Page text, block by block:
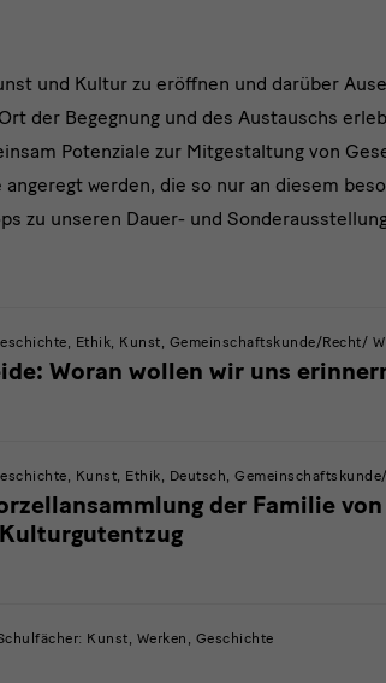
und Kultur zu eröffnen und darüber
der Begegnung und des Austauschs
Potenziale zur Mitgestaltung von
werden, die so nur an diesem
zu unseren Dauer- und
Ethik, Kunst, Gemeinschaftskunde/Recht/
Woran wollen wir uns
Kunst, Ethik, Deutsch,
der Familie
Kunst, Werken, Geschichte